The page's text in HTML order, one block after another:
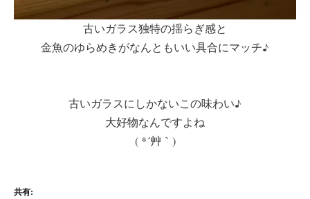
古いガラス独特の揺らぎ感と
金魚のゆらめきがなんともいい具合にマッチ♪
古いガラスにしかないこの味わい♪
大好物なんですよね
( *´艸｀)
共有: